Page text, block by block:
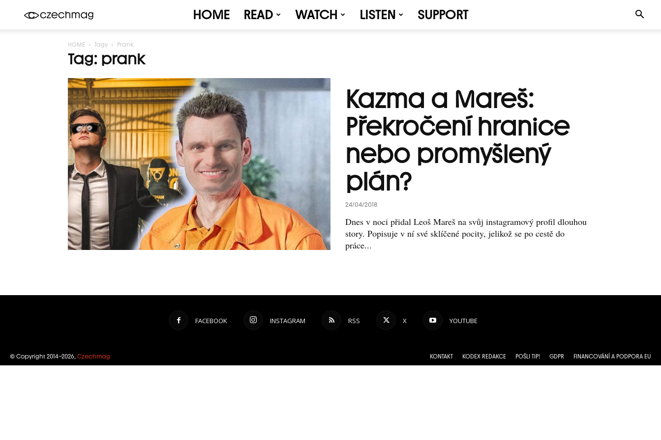
HOME READ WATCH LISTEN SUPPORT
HOME Tagy Prank
Tag: prank
Kazma a Mareš:
Překročení hranice
nebo promyšlený
plán?
24/04/2018
Dnes v noci přidal Leoš Mareš na svůj instagramový profil dlouhou
story. Popisuje v ní své sklíčené pocity, jelikož se po cestě do
práce...
FACEBOOK INSTAGRAM RSS X YOUTUBE
KONTAKT KODEX REDAKCE POŠLI TIP! GDPR FINANCOVÁNÍ A PODPORA EU
© Copyright 2014–2026, Czechmag